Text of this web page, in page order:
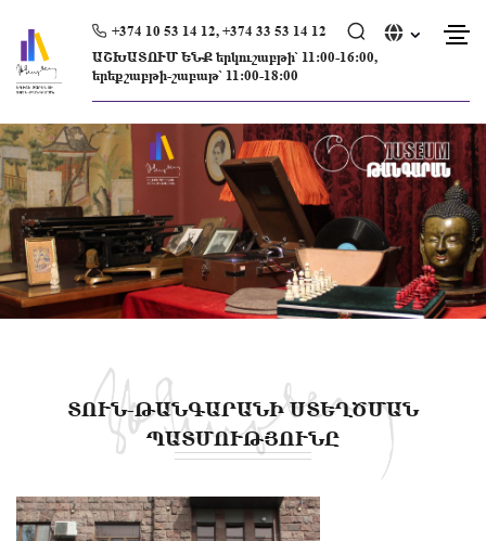
content
+374 10 53 14 12, +374 33 53 14 12
ԱՇԽԱՏՈՒՄ ԵՆՔ երկուշաբթի՝ 11։00-16։00,
երեքշաբթի-շաբաթ՝ 11։00-18։00
ՏՈՒՆ-ԹԱՆԳԱՐԱՆԻ ՍՏԵՂԾՄԱՆ
ՊԱՏՄՈՒԹՅՈՒՆԸ